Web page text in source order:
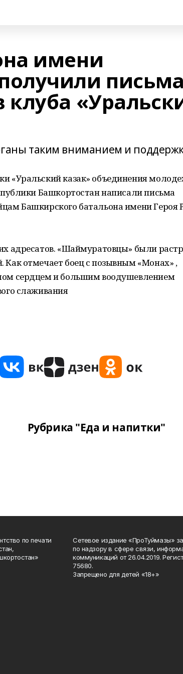
имени
клуба
таким вниманием и
«Уральский казак» объединения
Башкортостан написали письма
Башкирского батальона имени Героя
адресатов. «Шаймуратовцы» были
отмечает боец с позывным «Монах» ,
сердцем и большим воодушевлением
слаживания
Рубрика "Еда и напитки"
по печати
Сетевое издание «ПроТуймазы»
по надзору в сфере связи,
коммуникаций от 26.04.2019.
75680.
Запрещено для детей «18+»